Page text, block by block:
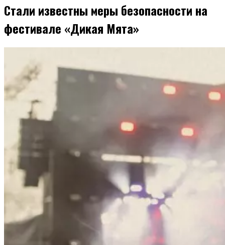
Стали известны меры безопасности на
фестивале «Дикая Мята»